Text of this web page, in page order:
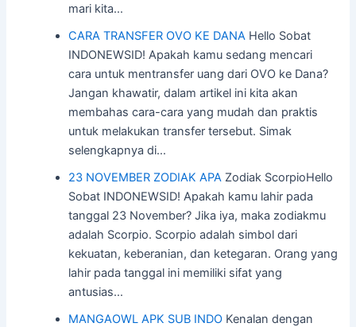
mari kita…
CARA TRANSFER OVO KE DANA Hello Sobat
INDONEWSID! Apakah kamu sedang mencari
cara untuk mentransfer uang dari OVO ke Dana?
Jangan khawatir, dalam artikel ini kita akan
membahas cara-cara yang mudah dan praktis
untuk melakukan transfer tersebut. Simak
selengkapnya di…
23 NOVEMBER ZODIAK APA Zodiak ScorpioHello
Sobat INDONEWSID! Apakah kamu lahir pada
tanggal 23 November? Jika iya, maka zodiakmu
adalah Scorpio. Scorpio adalah simbol dari
kekuatan, keberanian, dan ketegaran. Orang yang
lahir pada tanggal ini memiliki sifat yang
antusias…
MANGAOWL APK SUB INDO Kenalan dengan